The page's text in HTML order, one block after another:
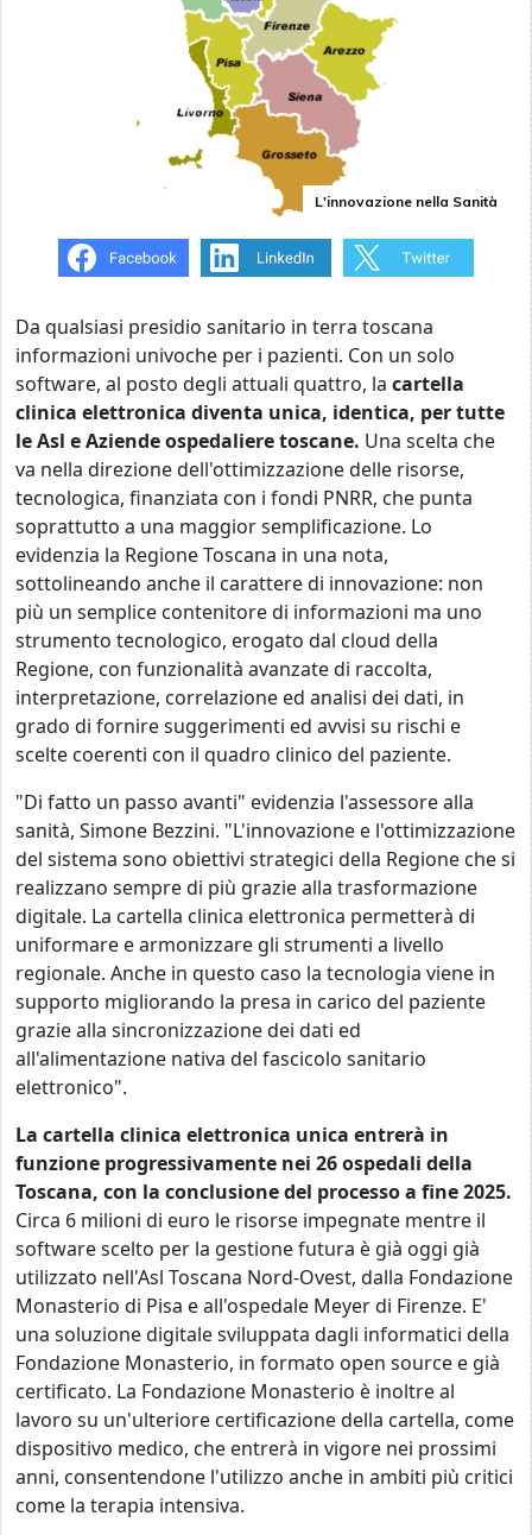
L'innovazione nella Sanità
Da qualsiasi presidio sanitario in terra toscana
informazioni univoche per i pazienti. Con un solo
software, al posto degli attuali quattro, la cartella
clinica elettronica diventa unica, identica, per tutte
le Asl e Aziende ospedaliere toscane. Una scelta che
va nella direzione dell'ottimizzazione delle risorse,
tecnologica, finanziata con i fondi PNRR, che punta
soprattutto a una maggior semplificazione. Lo
evidenzia la Regione Toscana in una nota,
sottolineando anche il carattere di innovazione: non
più un semplice contenitore di informazioni ma uno
strumento tecnologico, erogato dal cloud della
Regione, con funzionalità avanzate di raccolta,
interpretazione, correlazione ed analisi dei dati, in
grado di fornire suggerimenti ed avvisi su rischi e
scelte coerenti con il quadro clinico del paziente.
"Di fatto un passo avanti" evidenzia l'assessore alla
sanità, Simone Bezzini. "L'innovazione e l'ottimizzazione
del sistema sono obiettivi strategici della Regione che si
realizzano sempre di più grazie alla trasformazione
digitale. La cartella clinica elettronica permetterà di
uniformare e armonizzare gli strumenti a livello
regionale. Anche in questo caso la tecnologia viene in
supporto migliorando la presa in carico del paziente
grazie alla sincronizzazione dei dati ed
all'alimentazione nativa del fascicolo sanitario
elettronico".
La cartella clinica elettronica unica entrerà in
funzione progressivamente nei 26 ospedali della
Toscana, con la conclusione del processo a fine 2025.
Circa 6 milioni di euro le risorse impegnate mentre il
software scelto per la gestione futura è già oggi già
utilizzato nell'Asl Toscana Nord-Ovest, dalla Fondazione
Monasterio di Pisa e all'ospedale Meyer di Firenze. E'
una soluzione digitale sviluppata dagli informatici della
Fondazione Monasterio, in formato open source e già
certificato. La Fondazione Monasterio è inoltre al
lavoro su un'ulteriore certificazione della cartella, come
dispositivo medico, che entrerà in vigore nei prossimi
anni, consentendone l'utilizzo anche in ambiti più critici
come la terapia intensiva.